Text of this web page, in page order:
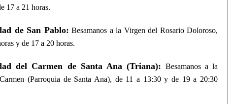
17 a 21 horas.
de San Pablo: Besamanos a la Virgen del Rosario Doloroso,
y de 17 a 20 horas.
del Carmen de Santa Ana (Triana): Besamanos a la
(Parroquia de Santa Ana), de 11 a 13:30 y de 19 a 20:30